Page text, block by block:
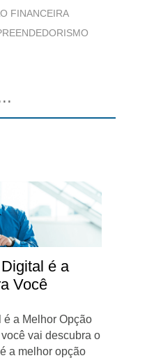
FINANCEIRA
é a
Você
é a Melhor Opção
vai descubra o
a melhor opção